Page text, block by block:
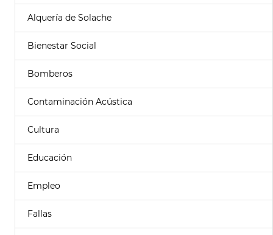
Alquería de Solache
Bienestar Social
Bomberos
Contaminación Acústica
Cultura
Educación
Empleo
Fallas